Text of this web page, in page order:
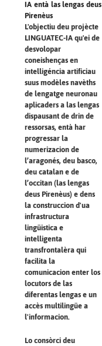
IA entà las lengas deus
Pirenèus
L'objectiu deu projècte
LINGUATEC-IA qu'ei de
desvolopar
coneishenças en
intelligéncia artificiau
suus modèles navèths
de lengatge neuronau
aplicaders a las lengas
dispausant de drin de
ressorsas, entà har
progressar la
numerizacion de
l’aragonés, deu basco,
deu catalan e de
l’occitan (las lengas
deus Pirenèus) e dens
la construccion d'ua
infrastructura
lingüistica e
intelligenta
transfrontalèra qui
facilita la
comunicacion enter los
locutors de las
diferentas lengas e un
accès multilingüe a
l'informacion.
Lo consòrci deu